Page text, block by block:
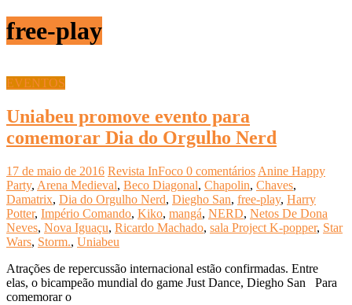
free-play
EVENTOS
Uniabeu promove evento para
comemorar Dia do Orgulho Nerd
17 de maio de 2016 Revista InFoco 0 comentários Anine Happy
Party, Arena Medieval, Beco Diagonal, Chapolin, Chaves,
Damatrix, Dia do Orgulho Nerd, Diegho San, free-play, Harry
Potter, Império Comando, Kiko, mangá, NERD, Netos De Dona
Neves, Nova Iguaçu, Ricardo Machado, sala Project K-popper, Star
Wars, Storm., Uniabeu
Atrações de repercussão internacional estão confirmadas. Entre
elas, o bicampeão mundial do game Just Dance, Diegho San Para
comemorar o